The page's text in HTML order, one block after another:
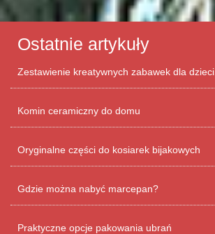
Ostatnie artykuły
Zestawienie kreatywnych zabawek dla dzieci.
Komin ceramiczny do domu
Oryginalne części do kosiarek bijakowych
Gdzie można nabyć marcepan?
Praktyczne opcje pakowania ubrań